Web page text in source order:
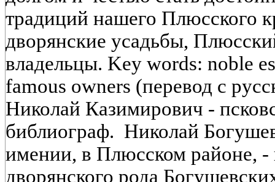
традиций нашего Плюсского
дворянские усадьбы,
владельцы. Key words: noble
famous owners (перевод с
Николай Казимирович -
библиограф. Николай
имении, в Плюсском районе, -
дворянского рода